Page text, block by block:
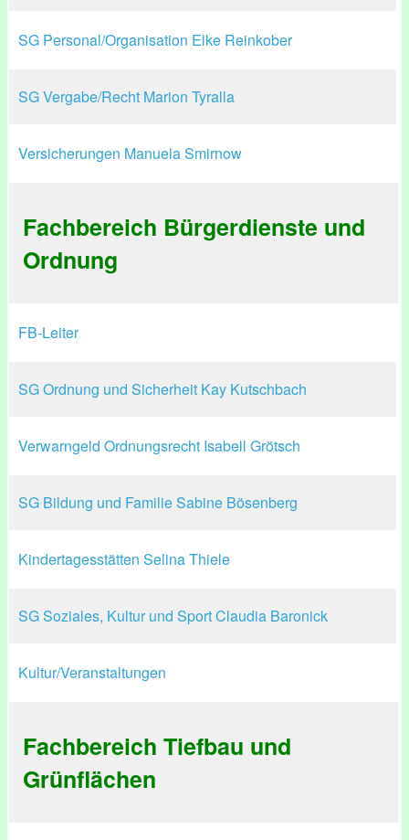
SG Personal/Organisation Elke Reinkober
SG Vergabe/Recht Marion Tyralla
Versicherungen Manuela Smirnow
Fachbereich Bürgerdienste und
Ordnung
FB-Leiter
SG Ordnung und Sicherheit Kay Kutschbach
Verwarngeld Ordnungsrecht Isabell Grötsch
SG Bildung und Familie Sabine Bösenberg
Kindertagesstätten Selina Thiele
SG Soziales, Kultur und Sport Claudia Baronick
Kultur/Veranstaltungen
Fachbereich Tiefbau und
Grünflächen